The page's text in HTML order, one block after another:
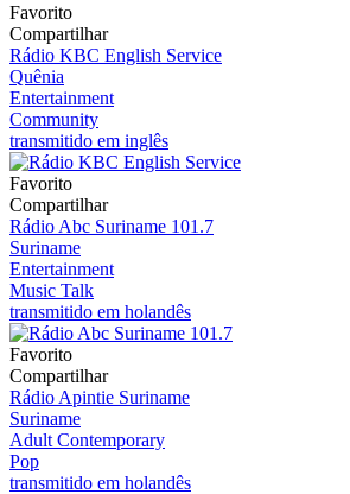
Favorito
Compartilhar
Rádio KBC English Service
Quênia
Entertainment
Community
transmitido em inglês
Favorito
Compartilhar
Rádio Abc Suriname 101.7
Suriname
Entertainment
Music Talk
transmitido em holandês
Favorito
Compartilhar
Rádio Apintie Suriname
Suriname
Adult Contemporary
Pop
transmitido em holandês